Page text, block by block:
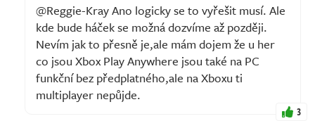
@Reggie-Kray Ano logicky se to vyřešit musí. Ale
kde bude háček se možná dozvíme až později.
Nevím jak to přesně je,ale mám dojem že u her
co jsou Xbox Play Anywhere jsou také na PC
funkční bez předplatného,ale na Xboxu ti
multiplayer nepůjde.
3